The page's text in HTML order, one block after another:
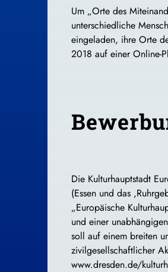
Um „Orte des
unterschiedliche
eingeladen, ihre Orte
2018 auf einer Online-
Die Kulturhauptstadt
(Essen und das
„Europäische
und einer
soll auf einem breiten
zivilgesellschaftlicher
www.dresden.de/